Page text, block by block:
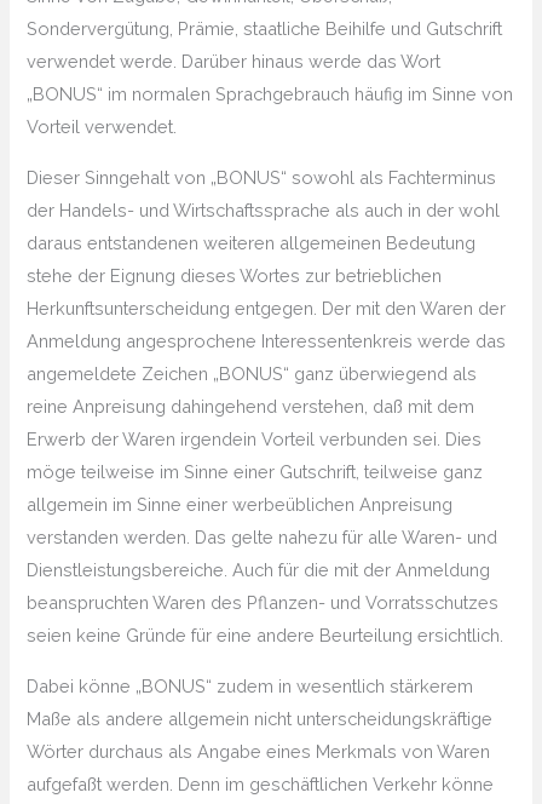
Sondervergütung, Prämie, staatliche Beihilfe und Gutschrift
verwendet werde. Darüber hinaus werde das Wort
„BONUS“ im normalen Sprachgebrauch häufig im Sinne von
Vorteil verwendet.
Dieser Sinngehalt von „BONUS“ sowohl als Fachterminus
der Handels- und Wirtschaftssprache als auch in der wohl
daraus entstandenen weiteren allgemeinen Bedeutung
stehe der Eignung dieses Wortes zur betrieblichen
Herkunftsunterscheidung entgegen. Der mit den Waren der
Anmeldung angesprochene Interessentenkreis werde das
angemeldete Zeichen „BONUS“ ganz überwiegend als
reine Anpreisung dahingehend verstehen, daß mit dem
Erwerb der Waren irgendein Vorteil verbunden sei. Dies
möge teilweise im Sinne einer Gutschrift, teilweise ganz
allgemein im Sinne einer werbeüblichen Anpreisung
verstanden werden. Das gelte nahezu für alle Waren- und
Dienstleistungsbereiche. Auch für die mit der Anmeldung
beanspruchten Waren des Pflanzen- und Vorratsschutzes
seien keine Gründe für eine andere Beurteilung ersichtlich.
Dabei könne „BONUS“ zudem in wesentlich stärkerem
Maße als andere allgemein nicht unterscheidungskräftige
Wörter durchaus als Angabe eines Merkmals von Waren
aufgefaßt werden. Denn im geschäftlichen Verkehr könne